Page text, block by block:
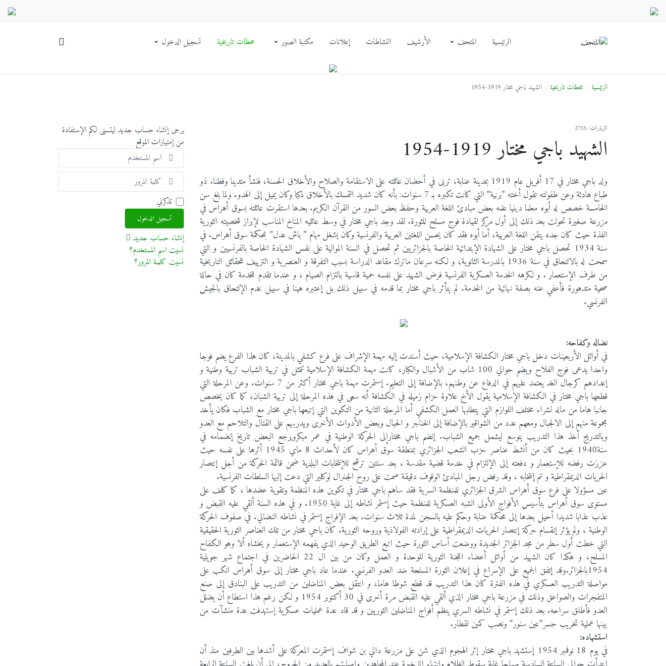
الرئيسية المتحف الأرشيف النشاطات إعلانات مكتبة الصور محطات تاريخية تسجيل الدخول
الرئيسية محطات تاريخية الشهيد باجي مختار 1919-1954
الزيارات: 2755
الشهيد باجي مختار 1919-1954
ولد باجي مختار في 17 أفريل عام 1919 بمدينة عنابة، تربى في أحضان عائلته على الاستقامة والصلاح والأخلاق الحسنة، فنشأ متدينا وفطنا. ذو
طباع هادئة وعن طفولته تقول أخته ”برنية” التي كانت تكبره بـ 7 سنوات: بأنه كان شديد التمسك بالأخلاق ذكيا وكان يميل إلى الهدوء ولما بلغ سن
الخامسة خصص له أبوه معلما دينيا علمه بعض مبادئ اللغة العربية وحفظ بعض السور من القرآن الكريم. بعدها استقرت عائلته بسوق أهراس في
مزرعة صغيرة تحولت بعد ذلك إلى أول مركز لقيادة فوج مسلح للثورة. لقد وجد باجي مختار في وسط عائليه المناخ المناسب لإبراز شخصيته الثورية
الفذة حيث كان جده يتقن اللغة العربية، أما أبوه فقد كان يحسن اللغتين العربية والفرنسية وكان يشغل مهام ” باش عدل” بمحكمة سوق أهراس. في
سنة 1934 تحصل باجي مختار على الشهادة الإبتدائية الخاصة بالجزائريين ثم تحصل في السنة الموالية على نفس الشهادة الخاصة بالفرنسيين و التي
سمحت له بالالتحاق في سنة 1936 بالمدرسة الثانوية؛ و لكنه سرعان ماترك مقاعد الدراسة بسبب التفرقة و العنصرية و التزييف للحقائق التاريخية
من طرف الإستعمار . و لكرهه الخدمة العسكرية الفرنسية فرض الشهيد على نفسه حمية قاسية بالتزام الصيام ، و عندما تقدم للخدمة كان في حالة
صحية متدهورة فأعفي عنه بصفة نهائية من الخدمة. لم يتأثر باجي مختار بما قدمه في سبيل ذلك بل إعتبره هينا في سبيل عدم الإلتحاق بالجيش
الفرنسي.
نضاله وكفاحه:
في أوائل الأربعينات دخل باجي مختار الكشافة الإسلامية، حيث أسندت إليه مهمة الإشراف على فرع كشفي بالمدينة، كان هذا الفرع يضم فوجا
واحدا يدعى فوج الفلاح ويضم حوالي 100 شاب من الأشبال والكبار، كانت مهمة الكشافة الإسلامية تتمثل في تربية الشباب تربية وطنية و
إعدادهم كرجال الغد يعتمد عليهم في الدفاع عن وطنهم، بالإضافة إلى التعليم. إستمرت مهمة باجي مختار أكثر من 7 سنوات. وعن المرحلة التي
قطعها باجي مختار في الكشافة الإسلامية يقول الأخ علاوة حزام زميله في الكشافة أنه سعى في هذه المرحلة إلى تربية الشبان، كما كان يخصص
جانبا هاما من ماله لشراء مختلف اللوازم التي يتطلبها العمل الكشفي أما المرحلة الثانية من التكوين التي إتبعها باجي مختار مع الشباب فكان يأخد
مجموعة منهم إلى الالجبال ومعهم عدد من الشواقير بالإضافة إلى الخناجر و الحبال وبعض الأدوات الأخرى ويدربهم على القتال والتلاحم مع العدو
وبالتدريج أخذ هذا التدريب يتوسع ليشمل جميع الشباب. إنضم باجي مختارإلى الحركة الوطنية في عمر مبكرويرجع البعض تاريخ إنضمامه في
سنة1940 بحيث كان من أنشط عناصر حزب الشعب الجزائري بمنطقة سوق أهراس كان لأحداث 8 ماي 1945 أثرها على نفسه حيث
عززت رفضه للإستعمار و دفعته إلى الإلتزام في خدمة قضية مقدسة ، بعد سنتين ترشح للإنتخابات البلدية ضمن قائمة الحركة من أجل إنتصار
الحريات الديمقراطية و تم إنتخابه ، وقد رفض رجل المبادئ الوقوف دقيقة صمت على روح الجنرال لوكلير التي دعت إليها السلطات الفرنسية.
عين مسؤولا على فرع سوق أهراس الشرق الجزائري للمنظمة السرية فقد ساهم باجي مختار في تكوين هذه المنظمة وتقوية عضدها ، كما كلف على
مستوى سوق أهراس بتأسيس الأفواج الأولى الشبه العسكرية للمنظمة حيث إستمر نشاطه إلى غاية 1950. و في هذه السنة ألقي عليه القبض و
عذب عذابا شديدا أحيل بعدها إلى محكمة عنابة وحكم عليه بالسجن لمدة ثلاث سنوات. بعد الإفراج إستمر في نشاطه النضالي. في صفوف الحركة
الوطنية ، ولم يؤثر إنقسام حركة إنتصار الحريات الديمقراطية على إرادته الفولاذية وروحه الثورية. كان باجي مختار من تلك العناصر الثورية الحقيقية
التي خطت أول سطر من مجد الجزائر الجديدة ووضعت أساس الثورة حيث اتبع الطريق الوحيد الذي يفهمه الإستعمار و يخشاه ألا وهو الكفاح
المسلح، و هكذا كان الشهيد من أوائل أعضاء اللجنة الثورية للوحدة و العمل وكان من بين ال 22 الحاضرين في اجتماع شهر جويلية
1954بالجزائر.وقد إتفق الجميع على الإسراع في إعلان الثورة المسلحة ضد العدو الفرنسي. عندما عاد باجي مختار إلى سوق أهراس انكب على
مواصلة التدريب العسكري في هذه الفترة كان هذا التدريب قد قطع شوطا هاما، و انتقل بعض المناضلين من التدريب على البنادق إلى صنع
المتفجرات والصواعق وذلك في مزرعة باجي مختار الذي ألقي عليه القبض مرة أخرى في 30 أكتوبر 1954 و لكن رغم هذا استطاع أن يضلل
العدو فأطلق سراحه. بعد ذلك إستمر في نشاطه السري ينظم أفواج المناضلين الثوريين و قد قاد عدة عمليات عسكرية إستهدفت عدة منشآت من
بينها عملية تخريب جسر”عين سنور” ونصب كمين لقطار.
استشهاده:
في يوم 18 نوفمبر 1954 إستشهد باجي مختار إثر الهجوم الذي شن على مزرعة دالي بن شواف إستمرت المعركة على أشدها بين الطرفين منذ أن
يرجى إنشاء حساب جديد ليتسنى لكم الإستفادة
من إمتيازات الموقع
اسم
المستخدم
إظهار
تذكرني
تسجيل الدخول
إنشاء حساب جديد
نسيت اسم المستخدم؟
نسيت كلمـة المرور؟